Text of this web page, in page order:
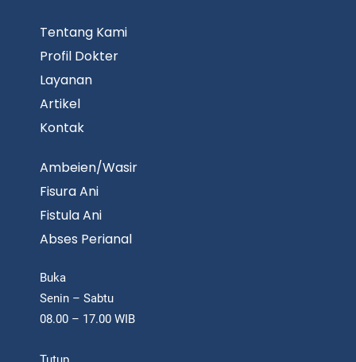
Tentang Kami
Profil Dokter
Layanan
Artikel
Kontak
Ambeien/Wasir
Fisura Ani
Fistula Ani
Abses Perianal
Buka
Senin – Sabtu
08.00 – 17.00 WIB